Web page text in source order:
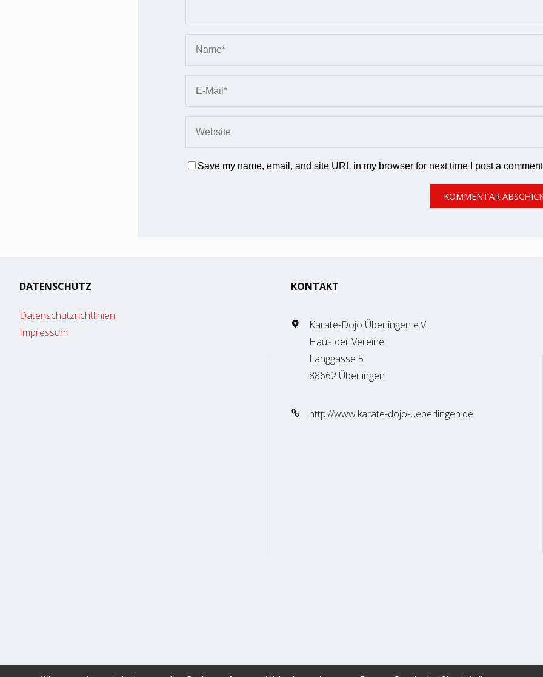
Save my name, email, and site URL in my browser for next time I post a
DATENSCHUTZ
Datenschutzrichtlinien
Impressum
KONTAKT
Karate-Dojo Überlingen e.V.
Haus der Vereine
Langgasse 5
88662 Überlingen
http://www.karate-dojo-ueberlingen.de